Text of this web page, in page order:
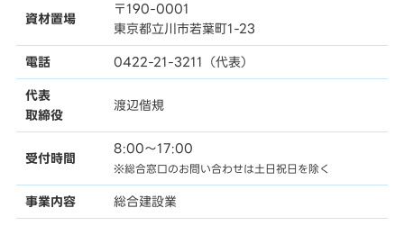
資材置場
〒190-0001
東京都立川市若葉町1-23
電話 0422-21-3211（代表）
代表
取締役
渡辺偕規
受付時間
8:00〜17:00
※総合窓口のお問い合わせは土日祝日を除く
事業内容 総合建設業